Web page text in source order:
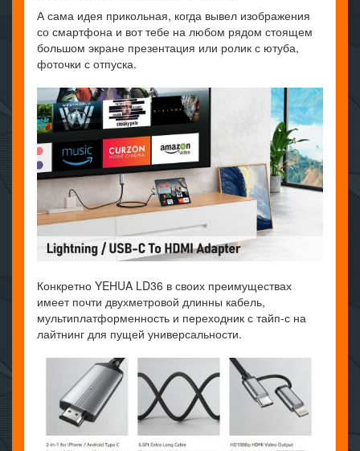
А сама идея прикольная, когда вывел изображения
со смартфона и вот тебе на любом рядом стоящем
большом экране презентация или ролик с ютуба,
фоточки с отпуска.
Конкретно YEHUA LD36 в своих преимуществах
имеет почти двухметровой длинны кабель,
мультиплатформенность и переходник с тайп-с на
лайтнинг для пущей универсальности.